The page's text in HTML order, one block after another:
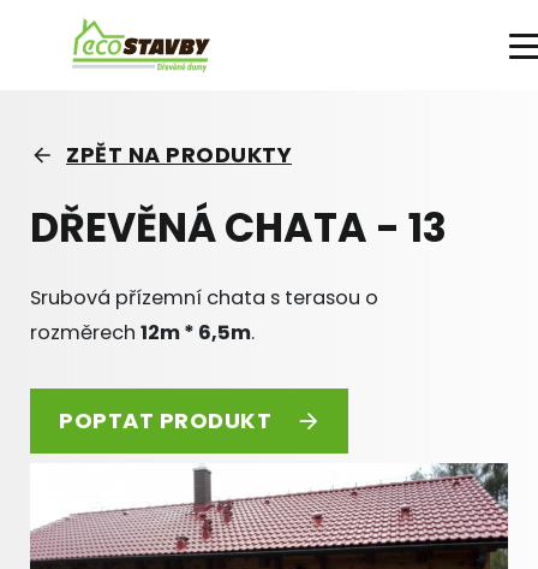
PRODUKTY A SLUŽBY
ZPĚT NA PRODUKTY
DŘEVĚNÁ CHATA - 13
Srubová přízemní chata s terasou o
rozměrech 12m * 6,5m.
POPTAT PRODUKT